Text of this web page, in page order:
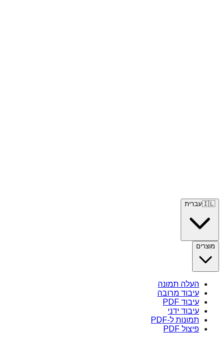
🇮🇱עברית
מוצרים
העלה תמונה
עיבוד מרובה
עיבוד PDF
עיבוד ידני
תמונות ל-PDF
פיצול PDF